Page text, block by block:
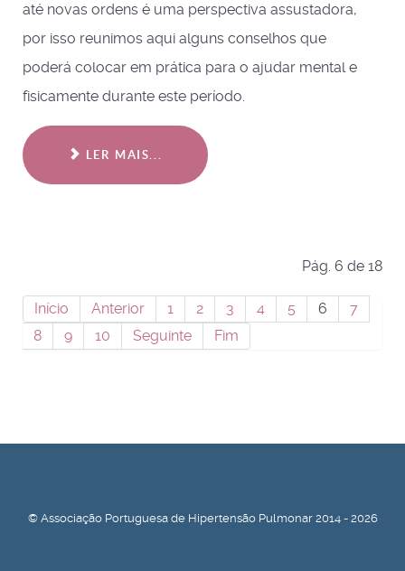
até novas ordens é uma perspectiva assustadora,
por isso reunimos aqui alguns conselhos que
poderá colocar em prática para o ajudar mental e
fisicamente durante este período.
LER MAIS...
Pág. 6 de 18
Início Anterior 1 2 3 4 5 6
7
8
9 10 Seguinte Fim
© Associação Portuguesa de Hipertensão Pulmonar 2014 - 2026